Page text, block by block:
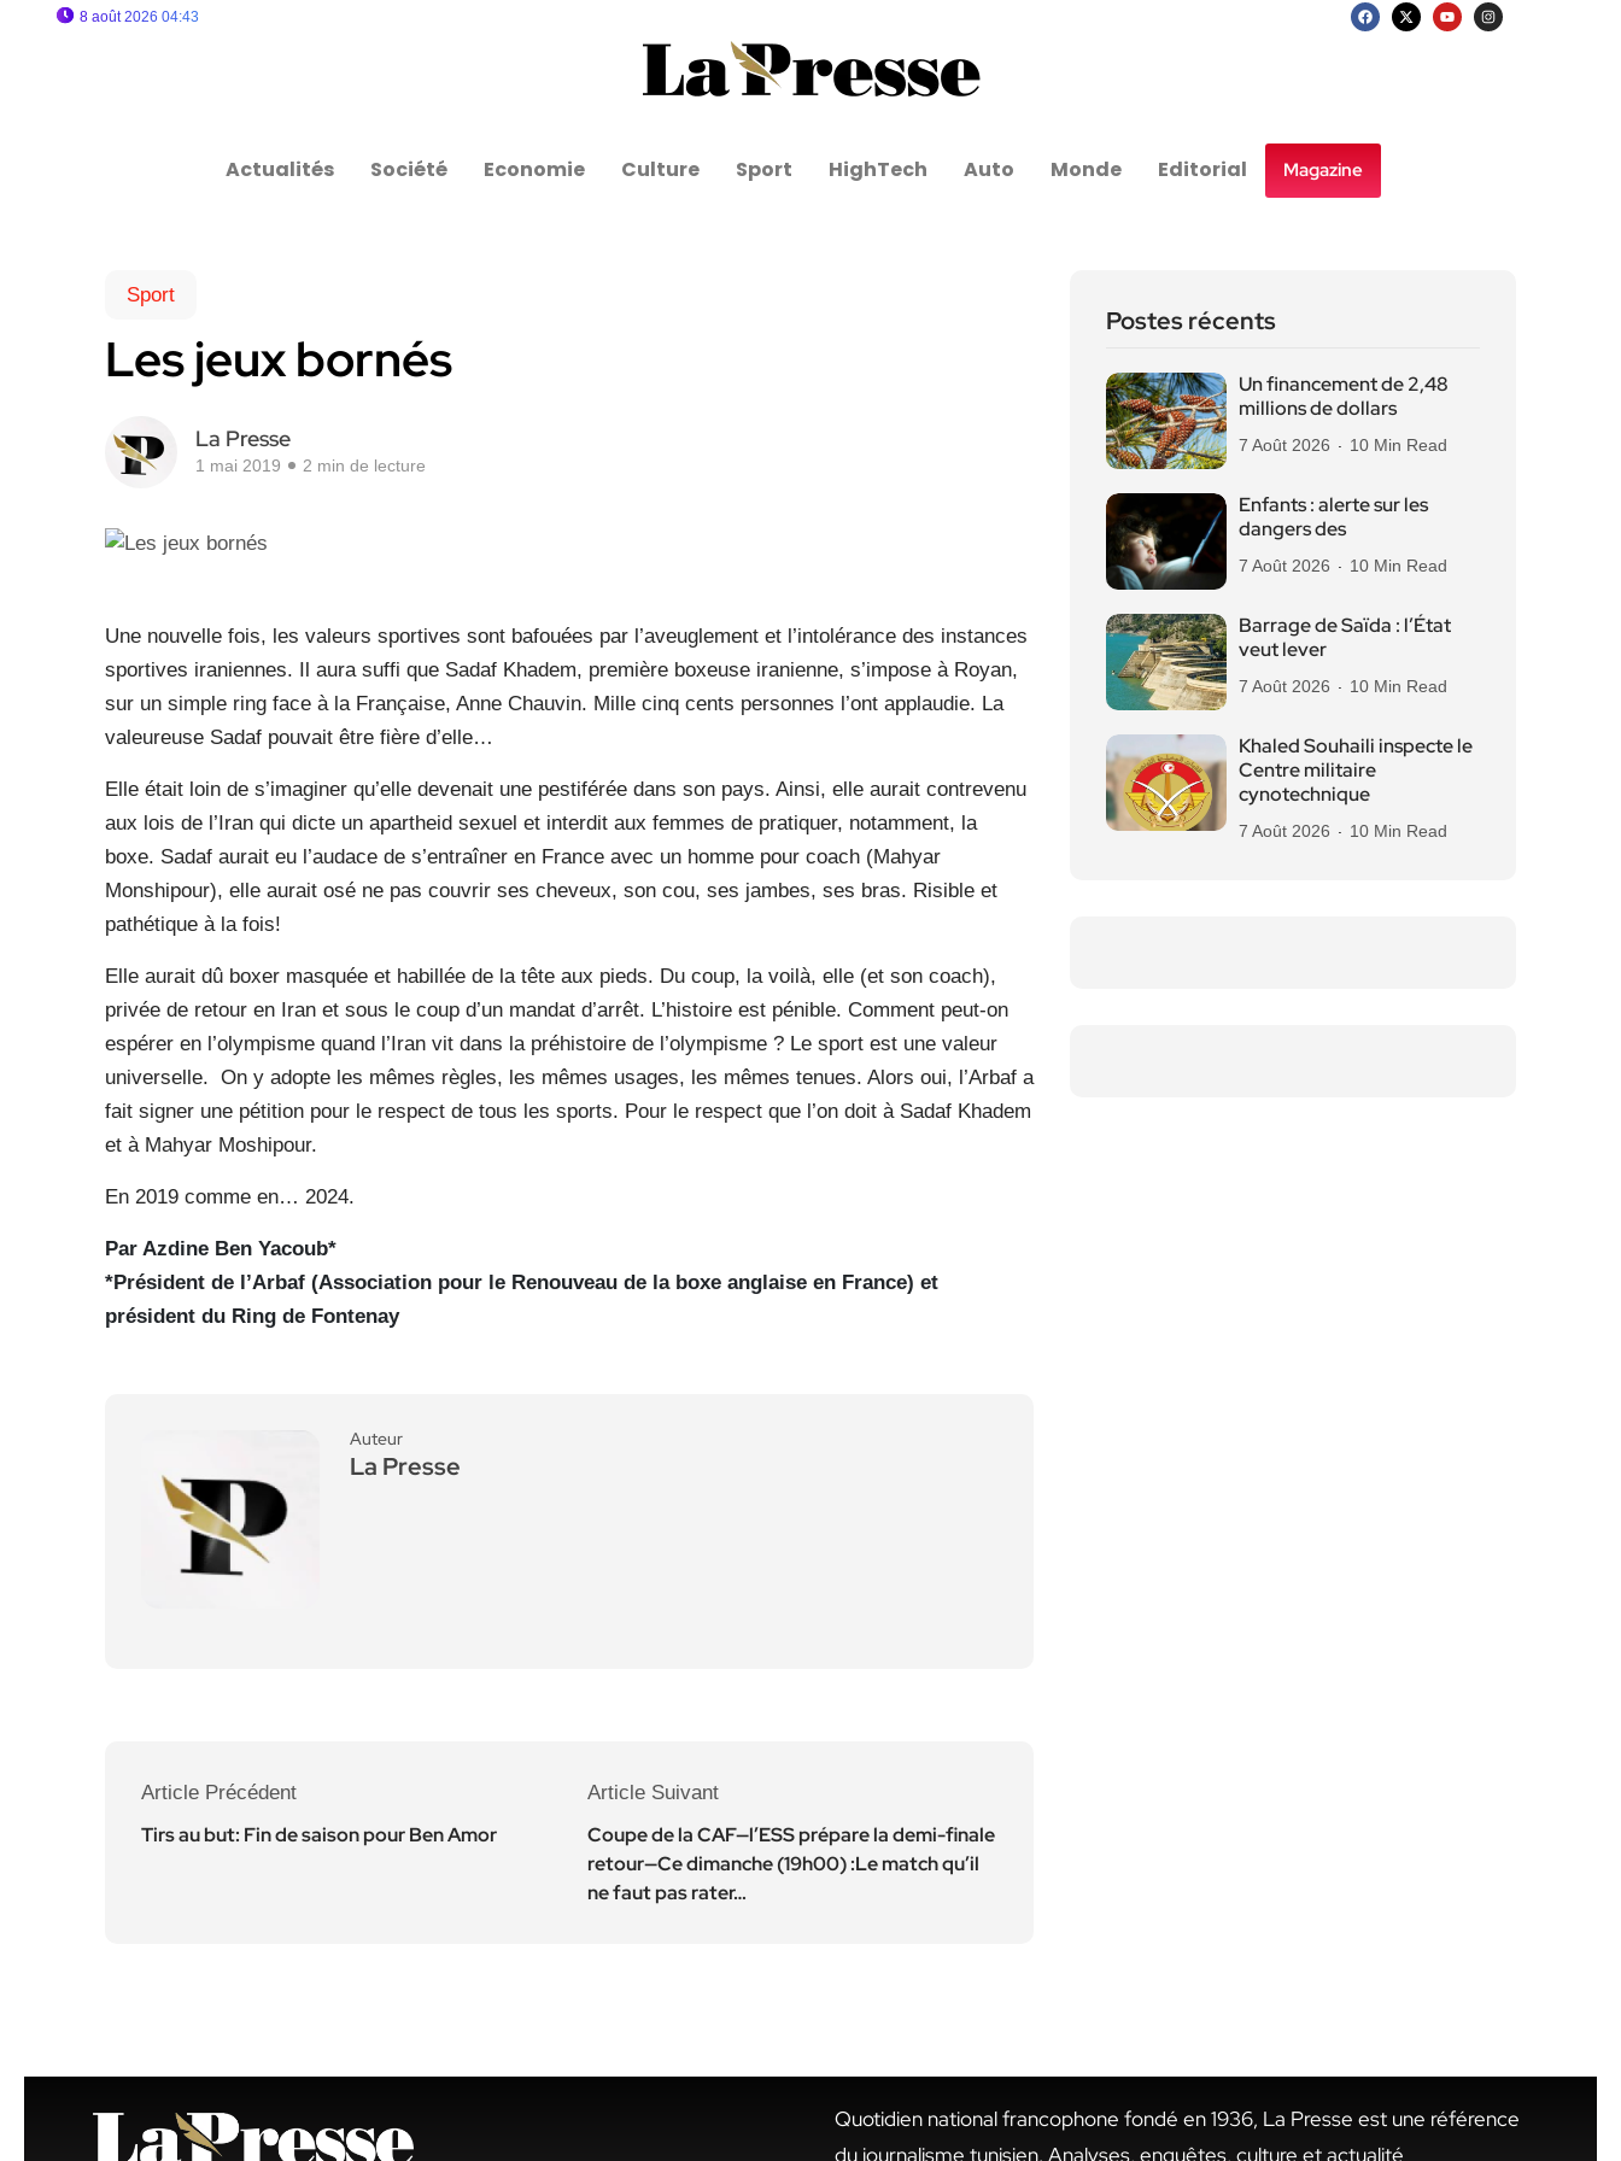
8 août 2026 04:43
Actualités Société Economie Culture Sport HighTech Auto Monde Editorial Magazine
Sport
Les jeux bornés
La Presse
1 mai 2019 2 min de lecture
Une nouvelle fois, les valeurs sportives sont bafouées par l’aveuglement et l’intolérance des instances
sportives iraniennes. Il aura suffi que Sadaf Khadem, première boxeuse iranienne, s’impose à Royan,
sur un simple ring face à la Française, Anne Chauvin. Mille cinq cents personnes l’ont applaudie. La
valeureuse Sadaf pouvait être fière d’elle…
Elle était loin de s’imaginer qu’elle devenait une pestiférée dans son pays. Ainsi, elle aurait contrevenu
aux lois de l’Iran qui dicte un apartheid sexuel et interdit aux femmes de pratiquer, notamment, la
boxe. Sadaf aurait eu l’audace de s’entraîner en France avec un homme pour coach (Mahyar
Monshipour), elle aurait osé ne pas couvrir ses cheveux, son cou, ses jambes, ses bras. Risible et
pathétique à la fois!
Elle aurait dû boxer masquée et habillée de la tête aux pieds. Du coup, la voilà, elle (et son coach),
privée de retour en Iran et sous le coup d’un mandat d’arrêt. L’histoire est pénible. Comment peut-on
espérer en l’olympisme quand l’Iran vit dans la préhistoire de l’olympisme ? Le sport est une valeur
universelle. On y adopte les mêmes règles, les mêmes usages, les mêmes tenues. Alors oui, l’Arbaf a
fait signer une pétition pour le respect de tous les sports. Pour le respect que l’on doit à Sadaf Khadem
et à Mahyar Moshipour.
En 2019 comme en… 2024.
Par Azdine Ben Yacoub*
*Président de l’Arbaf (Association pour le Renouveau de la boxe anglaise en France) et
président du Ring de Fontenay
Auteur
La Presse
Article Précédent
Tirs au but: Fin de saison pour Ben Amor
Article Suivant
Coupe de la CAF—l’ESS prépare la demi-finale
retour—Ce dimanche (19h00) :Le match qu’il
ne faut pas rater…
Postes récents
Un financement de 2,48
millions de dollars
7 Août 2026 10 Min Read
Enfants : alerte sur les
dangers des
7 Août 2026 10 Min Read
Barrage de Saïda : l’État
veut lever
7 Août 2026 10 Min Read
Khaled Souhaili inspecte le
Centre militaire
cynotechnique
7 Août 2026 10 Min Read
Quotidien national francophone fondé en 1936, La Presse est une référence
du journalisme tunisien. Analyses, enquêtes, culture et actualité